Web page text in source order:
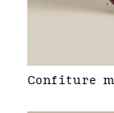
Confiture